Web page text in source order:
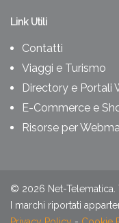
Link Utili
Contatti
Viaggi e Turismo
Directory e Portali
E-Commerce e
Risorse per
© 2026 Net-Telematica.
I marchi riportati